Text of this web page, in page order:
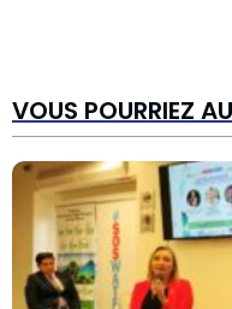
VOUS POURRIEZ